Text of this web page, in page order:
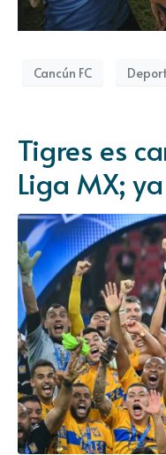
Cancún FC
Tigres es
Liga MX;